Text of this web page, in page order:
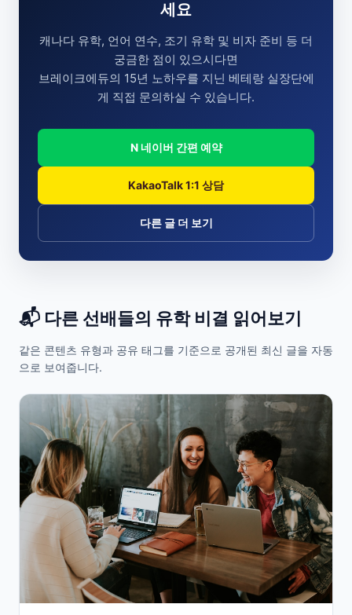
세요
캐나다 유학, 언어 연수, 조기 유학 및 비자 준비 등 더
궁금한 점이 있으시다면
브레이크에듀의 15년 노하우를 지닌 베테랑 실장단에
게 직접 문의하실 수 있습니다.
N 네이버 간편 예약
KakaoTalk 1:1 상담
다른 글 더 보기
📬 다른 선배들의 유학 비결 읽어보기
같은 콘텐츠 유형과 공유 태그를 기준으로 공개된 최신 글을 자동
으로 보여줍니다.